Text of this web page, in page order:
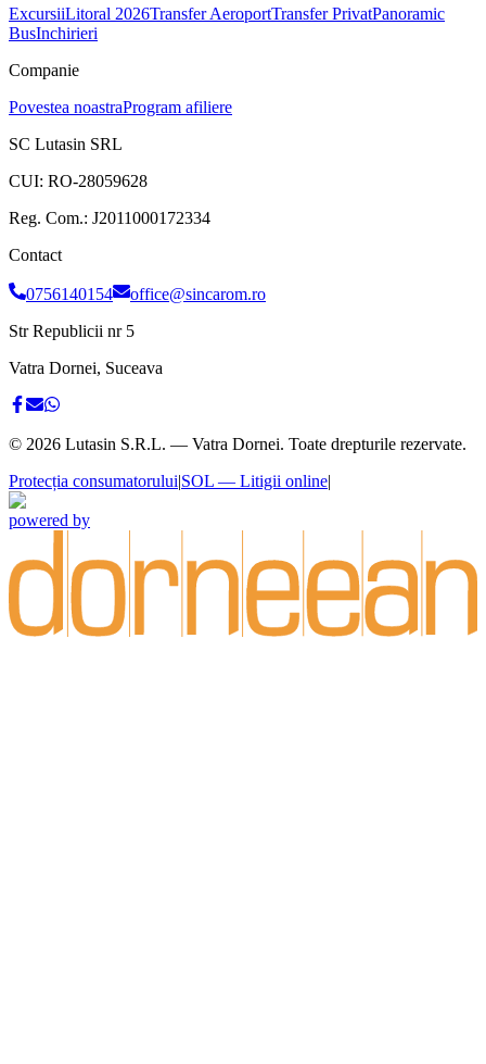
ExcursiiLitoral 2026Transfer AeroportTransfer PrivatPanoramic
BusInchirieri
Companie
Povestea noastraProgram afiliere
SC Lutasin SRL
CUI: RO-28059628
Reg. Com.: J2011000172334
Contact
0756140154
office@sincarom.ro
Str Republicii nr 5
Vatra Dornei, Suceava
© 2026 Lutasin S.R.L. — Vatra Dornei. Toate drepturile rezervate.
Protecția consumatorului|SOL — Litigii online|
powered by